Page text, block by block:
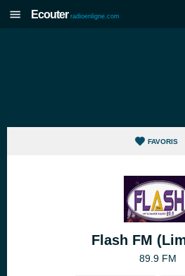
Ecouter radioenligne.com
FAVORIS
Flash FM
89.9 FM